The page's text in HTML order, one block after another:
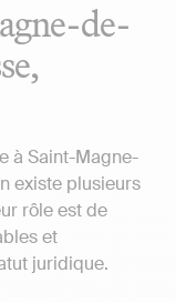
de-
à Saint-Magne-
existe plusieurs
rôle est de
et
juridique.